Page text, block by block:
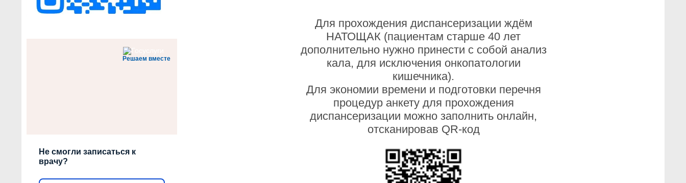
Решаем вместе
Не смогли записаться к
врачу?
Для прохождения диспансеризации ждём
НАТОЩАК (пациентам старше 40 лет
дополнительно нужно принести с собой анализ
кала, для исключения онкопатологии
кишечника).
Для экономии времени и подготовки перечня
процедур анкету для прохождения
диспансеризации можно заполнить онлайн,
отсканировав QR-код